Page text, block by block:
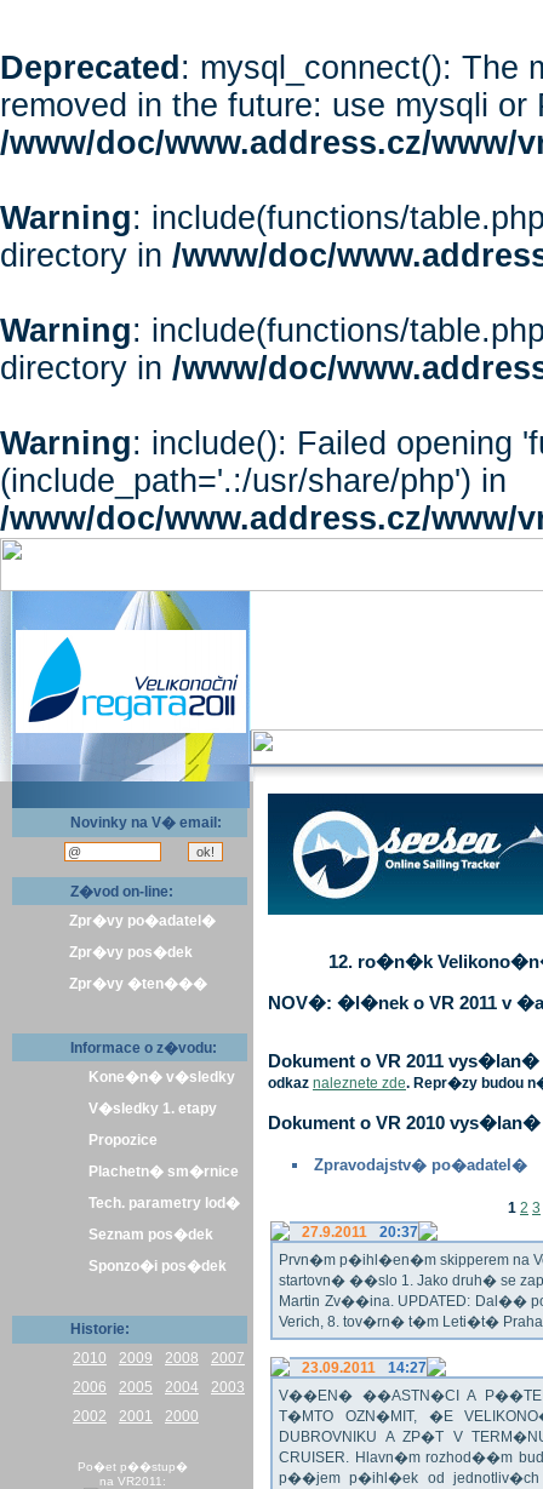
Deprecated : mysql_connect(): The
removed in the future: use mysqli or
/www/doc/www.address.cz/www/
Warning: include(functions/
directory in /www/doc/
Warning: include(functions/
directory in /www/doc/
Warning: include(): Failed opening
(include_path='.:/usr/share/php') in
/www/doc/www.address.cz/www/
Novinky na V� email:
Z�vod on-line:
Zpr�vy po�adatel�
Zpr�vy pos�dek
Zpr�vy �ten���
Informace o z�vodu:
Kone�n� v�sledky
V�sledky 1. etapy
Propozice
Plachetn� sm�rnice
Tech. parametry lod�
Seznam pos�dek
Sponzo�i pos�dek
Historie:
2010
2009 2008
2007
2006
2005 2004
2003
2002
2001 2000
Po�et p��stup�
na VR2011:
12. ro�n�k
NOV�: �l�nek o VR 2011 v
Dokument o VR 2011
odkaz naleznete zde. Repr�zy budou
Dokument o VR 2010
Zpravodajstv� po�adatel�
1 2 3
27.9.2011
20:37
Prvn�m p�ihl�en�m skipperem na
startovn� ��slo 1. Jako druh� se
Martin Zv��ina. UPDATED: Dal��
Verich, 8. tov�rn� t�m Leti�t� Praha
23.09.2011
14:27
V��EN� ��ASTN�CI A
T�MTO OZN�MIT, �E
DUBROVNIKU A ZP�T V
CRUISER. Hlavn�m rozhod��m
p��jem p�ihl�ek od